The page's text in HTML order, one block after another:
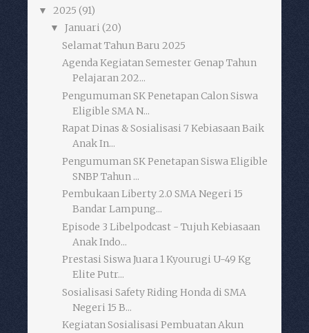
▼ 2025 (91)
▼ Januari (20)
Selamat Tahun Baru 2025
Agenda Kegiatan Semester Genap Tahun
Pelajaran 202...
Pengumuman SK Penetapan Calon Siswa
Eligible SMA N...
Rapat Dinas & Sosialisasi 7 Kebiasaan Baik
Anak In...
Pengumuman SK Penetapan Siswa Eligible
SNBP Tahun ...
Pembukaan Liberty 2.0 SMA Negeri 15
Bandar Lampung...
Episode 3 Libelpodcast - Tujuh Kebiasaan
Anak Indo...
Prestasi Siswa Juara 1 Kyourugi U-49 Kg
Elite Putr...
Sosialisasi Safety Riding Honda di SMA
Negeri 15 B...
Kegiatan Sosialisasi Pembuatan Akun